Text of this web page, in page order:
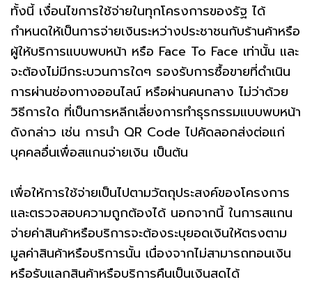
ทั้งนี้ เงื่อนไขการใช้จ่ายในทุกโครงการของรัฐ ได้
กำหนดให้เป็นการจ่ายเงินระหว่างประชาชนกับร้านค้าหรือ
ผู้ให้บริการแบบพบหน้า หรือ Face To Face เท่านั้น และ
จะต้องไม่มีกระบวนการใดๆ รองรับการซื้อขายที่ดำเนิน
การผ่านช่องทางออนไลน์ หรือผ่านคนกลาง ไม่ว่าด้วย
วิธีการใด ที่เป็นการหลีกเลี่ยงการทำธุรกรรมแบบพบหน้า
ดังกล่าว เช่น การนำ QR Code ไปคัดลอกส่งต่อแก่
บุคคลอื่นเพื่อสแกนจ่ายเงิน เป็นต้น
เพื่อให้การใช้จ่ายเป็นไปตามวัตถุประสงค์ของโครงการ
และตรวจสอบความถูกต้องได้ นอกจากนี้ ในการสแกน
จ่ายค่าสินค้าหรือบริการจะต้องระบุยอดเงินให้ตรงตาม
มูลค่าสินค้าหรือบริการนั้น เนื่องจากไม่สามารถทอนเงิน
หรือรับแลกสินค้าหรือบริการคืนเป็นเงินสดได้